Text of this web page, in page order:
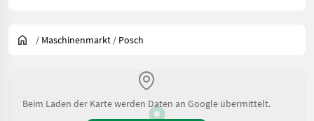
/ Maschinenmarkt / Posch
Beim Laden der Karte werden Daten an Google übermittelt.